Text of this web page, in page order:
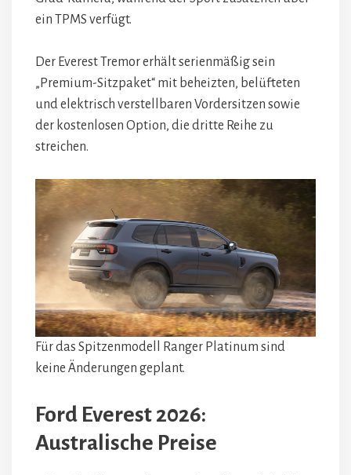
ein TPMS verfügt.
Der Everest Tremor erhält serienmäßig sein
„Premium-Sitzpaket“ mit beheizten, belüfteten
und elektrisch verstellbaren Vordersitzen sowie
der kostenlosen Option, die dritte Reihe zu
streichen.
Für das Spitzenmodell Ranger Platinum sind
keine Änderungen geplant.
Ford Everest 2026:
Australische Preise